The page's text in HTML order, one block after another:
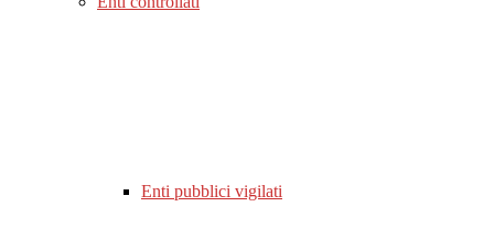
Enti pubblici vigilati